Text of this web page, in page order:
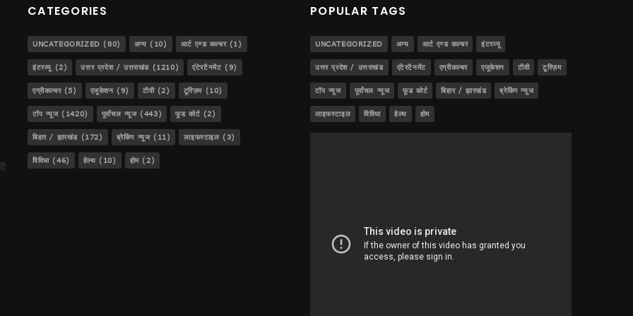
बनना!
CATEGORIES
UNCATEGORIZED (80) अन्य (10) आर्ट एण्ड कल्चर(1)
इंटरव्यू (2) उत्तर प्रदेश / उत्तराखंड (1210) एंटेरटैनमेंट (9)
एग्रीकल्चर(5) एजूकेशन (9) टीवी(2) टूरिज़म (10)
टॉप न्यूज(1420) पूर्वांचल न्यूज(443) फूड कोर्ट (2)
बिहार / झारखंड (172) ब्रेकिंग न्यूज(11) लाइफस्टाइल (3)
विविधा(46) हेल्थ (10) होम(2)
POPULAR TAGS
UNCATEGORIZED अन्य आर्ट एण्ड कल्चर इंटरव्यू
उत्तर प्रदेश / उत्तराखंड एंटेरटैनमेंट एग्रीकल्चर एजूकेशन टीवी टूरिज़म
टॉप न्यूज पूर्वांचल न्यूज फूड कोर्ट बिहार / झारखंड ब्रेकिंग न्यूज
लाइफस्टाइल विविधा हेल्थ होम